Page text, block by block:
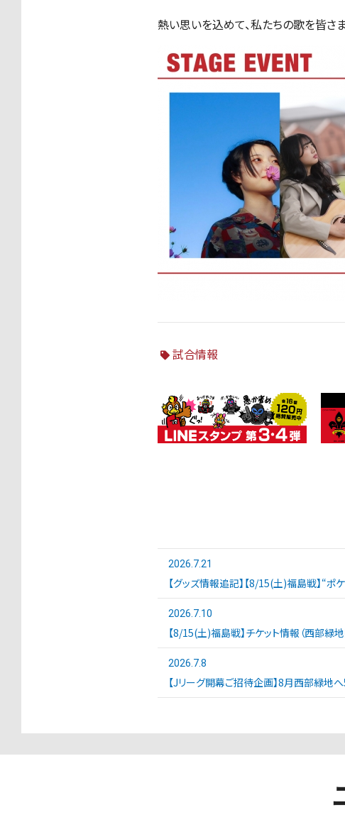
熱い思いを込めて、私たちの歌を皆さ
試合情報
2026.7.21
【グッズ情報追記】【8/15(土)福島戦】“
2026.7.10
【8/15(土)福島戦】チケット情報（西部緑地
2026.7.8
【Jリーグ開幕ご招待企画】8月西部緑地